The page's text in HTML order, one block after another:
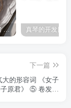
angel yeah火影忍者 Angel
下一篇
大的形容词 《女子
原君》 ⑤ 卷发售